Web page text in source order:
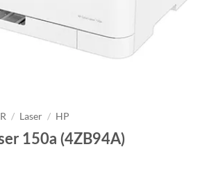
/ Laser / HP
150a (4ZB94A)